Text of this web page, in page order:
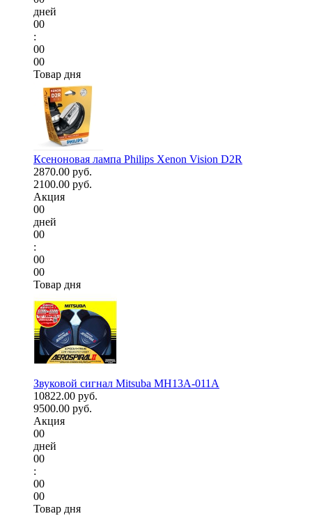
дней
00
:
00
00
Товар дня
Ксеноновая лампа Philips Xenon Vision D2R
2870.00 руб.
2100.00 руб.
Акция
00
дней
00
:
00
00
Товар дня
Звуковой сигнал Mitsuba MH13A-011A
10822.00 руб.
9500.00 руб.
Акция
00
дней
00
:
00
00
Товар дня